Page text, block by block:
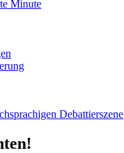
Minute
Debattierszene